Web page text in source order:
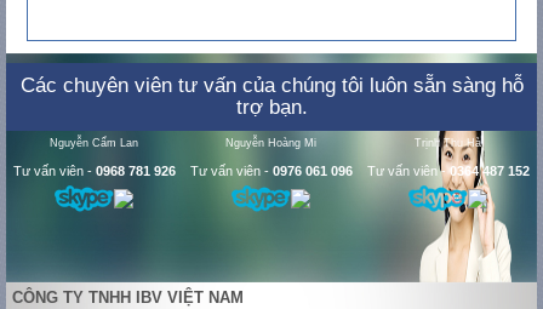
Các chuyên viên tư vấn của chúng tôi luôn sẵn sàng hỗ
trợ bạn.
Nguyễn Cẩm Lan
Tư vấn viên- 0968 781 926
Nguyễn Hoàng Mi
Tư vấn viên- 0976 061 096
Trịnh Thu Hà
Tư vấn viên-0364 487 152
CÔNG TY TNHH IBV VIỆT NAM